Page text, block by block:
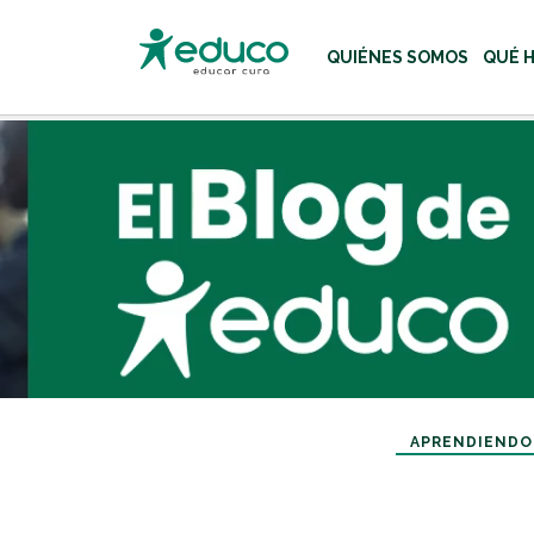
Usa las teclas Tab o
QUIÉNES SOMOS QUÉ